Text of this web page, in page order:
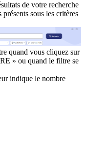
de votre recherche
sous les critères
quand vous cliquez sur
» ou quand le filtre se
indique le nombre